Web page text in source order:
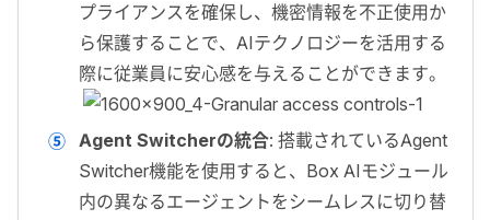
プライアンスを確保し、機密情報を不正使用か
ら保護することで、AIテクノロジーを活用する
際に従業員に安心感を与えることができます。
Agent Switcherの統合: 搭載されているAgent
Switcher機能を使用すると、Box AIモジュール
内の異なるエージェントをシームレスに切り替